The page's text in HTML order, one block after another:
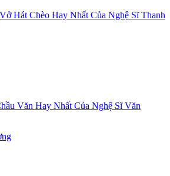
Hát Chèo Hay Nhất Của Nghệ Sĩ Thanh
Văn Hay Nhất Của Nghệ Sĩ Văn